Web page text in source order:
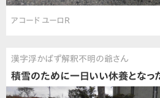
アコード ユーロR
漢字浮かばず解釈不明の爺さん
積雪のために一日いい休養とな